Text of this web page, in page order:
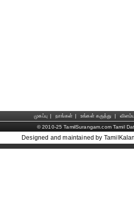
முகப்பு | நாங்கள் | உங்கள் கருத்து |
© 2010-25 TamilSurangam.com Tamil
Designed and maintained by